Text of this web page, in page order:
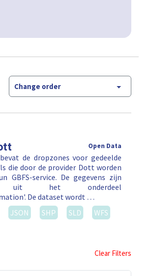
Change order
Open Data
de dropzones voor gedeelde
die door de provider Dott worden
GBFS-service. De gegevens zijn
uit het onderdeel
De dataset wordt …
JSON SHP SLD
WFS
Clear Filters